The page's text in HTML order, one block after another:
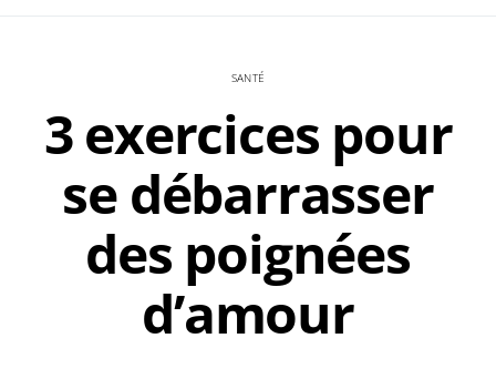
SANTÉ
3 exercices pour
se débarrasser
des poignées
d’amour